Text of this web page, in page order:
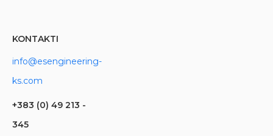
KONTAKTI
info@esengineering-
ks.com
+383 (0) 49 213 -
345